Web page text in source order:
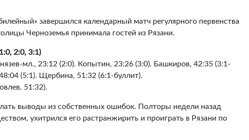
завершился календарный матч регулярного первенства
Черноземья принимала гостей из Рязани.
2:0, 3:1)
мл., 23:12 (2:0). Копытин, 23:26 (3:0). Башкиров, 42:35 (3:1-
(5:1). Щербина, 51:32 (6:1-буллит).
51:32).
выводы из собственных ошибок. Полторы недели назад
ухитрился его растранжирить и проиграть в Рязани по